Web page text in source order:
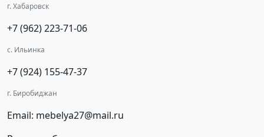
г. Хабаровск
+7 (962) 223-71-06
с. Ильинка
+7 (924) 155-47-37
г. Биробиджан
Email: mebelya27@mail.ru